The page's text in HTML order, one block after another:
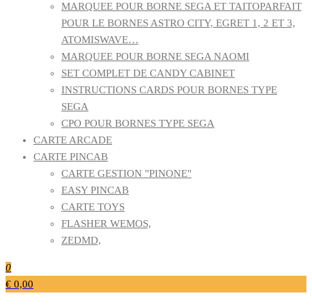
MARQUEE POUR BORNE SEGA ET TAITOPARFAIT
POUR LE BORNES ASTRO CITY, EGRET 1, 2 ET 3,
ATOMISWAVE…
MARQUEE POUR BORNE SEGA NAOMI
SET COMPLET DE CANDY CABINET
INSTRUCTIONS CARDS POUR BORNES TYPE
SEGA
CPO POUR BORNES TYPE SEGA
CARTE ARCADE
CARTE PINCAB
CARTE GESTION "PINONE"
EASY PINCAB
CARTE TOYS
FLASHER WEMOS,
ZEDMD,
0
€ 0,00